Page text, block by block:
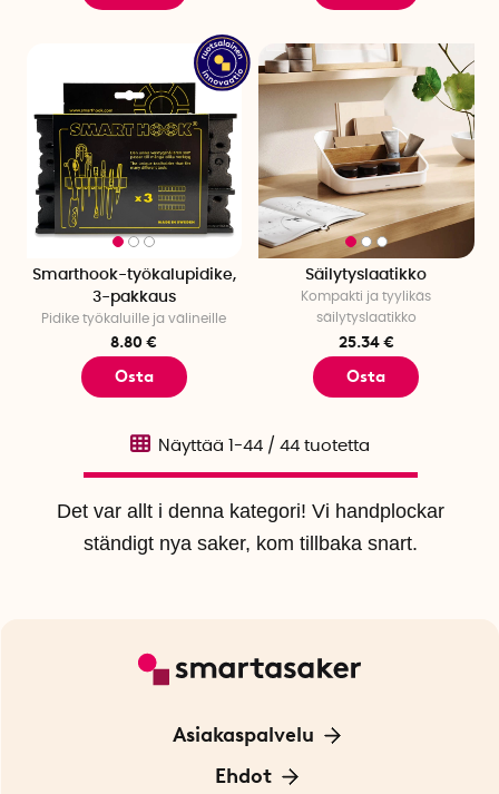
Smarthook-työkalupidike,
3-pakkaus
Pidike työkaluille ja välineille
8.80 €
Osta
Säilytyslaatikko
Kompakti ja tyylikäs
säilytyslaatikko
25.34 €
Osta
Det var allt i denna kategori! Vi handplockar
ständigt nya saker, kom tillbaka snart.
Näyttää 1-44 / 44 tuotetta
Asiakaspalvelu
Ota yhteyttä
Ehdot